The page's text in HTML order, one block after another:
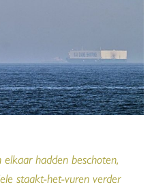
hadden beschoten,
staakt-het-vuren verder